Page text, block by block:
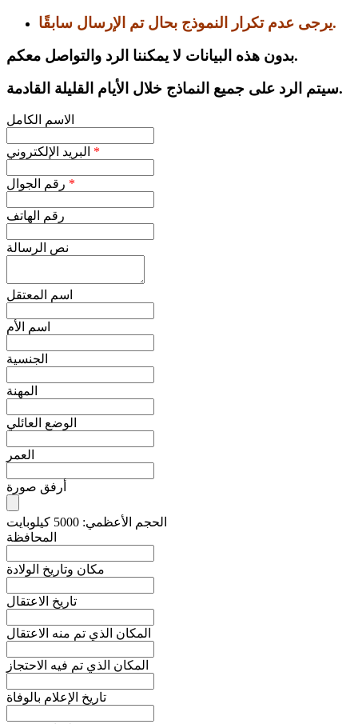
يرجى عدم تكرار النموذج بحال تم الإرسال سابقًا.
بدون هذه البيانات لا يمكننا الرد والتواصل معكم.
سيتم الرد على جميع النماذج خلال الأيام القليلة القادمة.
الاسم الكامل
*
*
رقم الهاتف
نص الرسالة
اسم المعتقل
اسم الأم
الجنسية
المهنة
الوضع العائلي
العمر
أرفق صورة
الحجم الأعظمي: 5000 كيلوبايت
المحافظة
مكان وتاريخ الولادة
تاريخ الاعتقال
المكان الذي تم منه الاعتقال
المكان الذي تم فيه الاحتجاز
تاريخ الإعلام بالوفاة